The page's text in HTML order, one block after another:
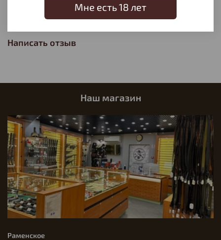
Отзывов еще никто не оставлял
Написать отзыв
Наш магазин
Раменское
Мне есть 18 лет